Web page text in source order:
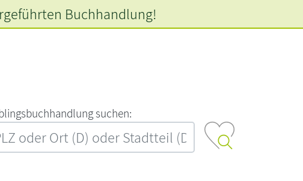
‍s‍u‍c‍h‍e‍n‍:‍
Buchhandlung!